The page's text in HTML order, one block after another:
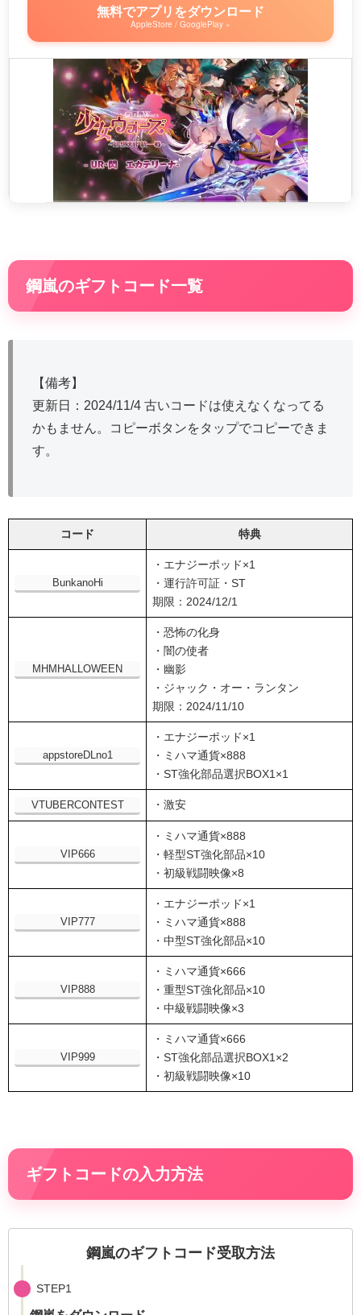
無料でアプリをダウンロード
AppleStore / GooglePlay »
鋼嵐のギフトコード一覧
【備考】
更新日：2024/11/4 古いコードは使えなくなってる
かもません。コピーボタンをタップでコピーできま
す。
コード 特典
BunkanoHi
・エナジーポッド×1
・運行許可証・ST
期限：2024/12/1
MHMHALLOWEEN
・恐怖の化身
・闇の使者
・幽影
・ジャック・オー・ランタン
期限：2024/11/10
appstoreDLno1
・エナジーポッド×1
・ミハマ通貨×888
・ST強化部品選択BOX1×1
VTUBERCONTEST ・激安
VIP666
・ミハマ通貨×888
・軽型ST強化部品×10
・初級戦闘映像×8
VIP777
・エナジーポッド×1
・ミハマ通貨×888
・中型ST強化部品×10
VIP888
・ミハマ通貨×666
・重型ST強化部品×10
・中級戦闘映像×3
VIP999
・ミハマ通貨×666
・ST強化部品選択BOX1×2
・初級戦闘映像×10
ギフトコードの入力方法
鋼嵐のギフトコード受取方法
STEP1